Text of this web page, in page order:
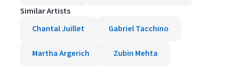
Similar Artists
Chantal Juillet
Gabriel Tacchino
Martha Argerich Zubin Mehta